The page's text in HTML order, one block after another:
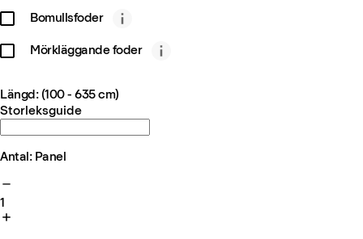
Bomullsfoder
Mörkläggande foder
Längd: (100 - 635 cm)
Storleksguide
Antal: Panel
1